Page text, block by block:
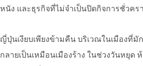
หนัง และธุรกิจที่ไม่จำเป็นปิดกิจการชั่วคร
ญี่ปุ่นเงียบเพียงข้ามคืน บริเวณในเมืองที่
กลายเป็นเหมือนเมืองร้าง ในช่วงวันหยุด